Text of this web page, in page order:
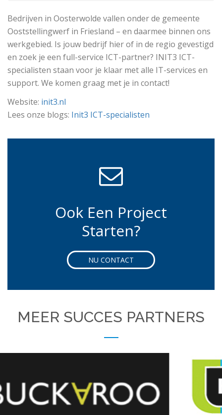
Bedrijven in Oosterwolde vallen onder de gemeente
Ooststellingwerf in Friesland – en daarmee binnen ons
werkgebied. Is jouw bedrijf hier of in de regio gevestigd
en zoek je een full-service ICT-partner? INIT3 ICT-
specialisten staan voor je klaar met alle IT-services en
support. We komen graag met je in contact!
Website: init3.nl
Lees onze blogs: Init3 ICT-specialisten
Ook Een Project
Starten?
NU CONTACT
MEER SUCCES PARTNERS